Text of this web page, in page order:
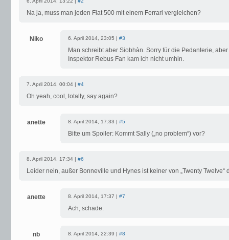
Na ja, muss man jeden Fiat 500 mit einem Ferrari vergleichen?
Niko 6. April 2014, 23:05 | #3
Man schreibt aber Siobhàn. Sorry für die Pedanterie,
Inspektor Rebus Fan kam ich nicht umhin.
7. April 2014, 00:04 | #4
Oh yeah, cool, totally, say again?
anette 8. April 2014, 17:33 | #5
Bitte um Spoiler: Kommt Sally („no problem“) vor?
8. April 2014, 17:34 | #6
Leider nein, außer Bonneville und Hynes ist keiner von „Twenty Twelve“
anette 8. April 2014, 17:37 | #7
Ach, schade.
nb 8. April 2014, 22:39 | #8